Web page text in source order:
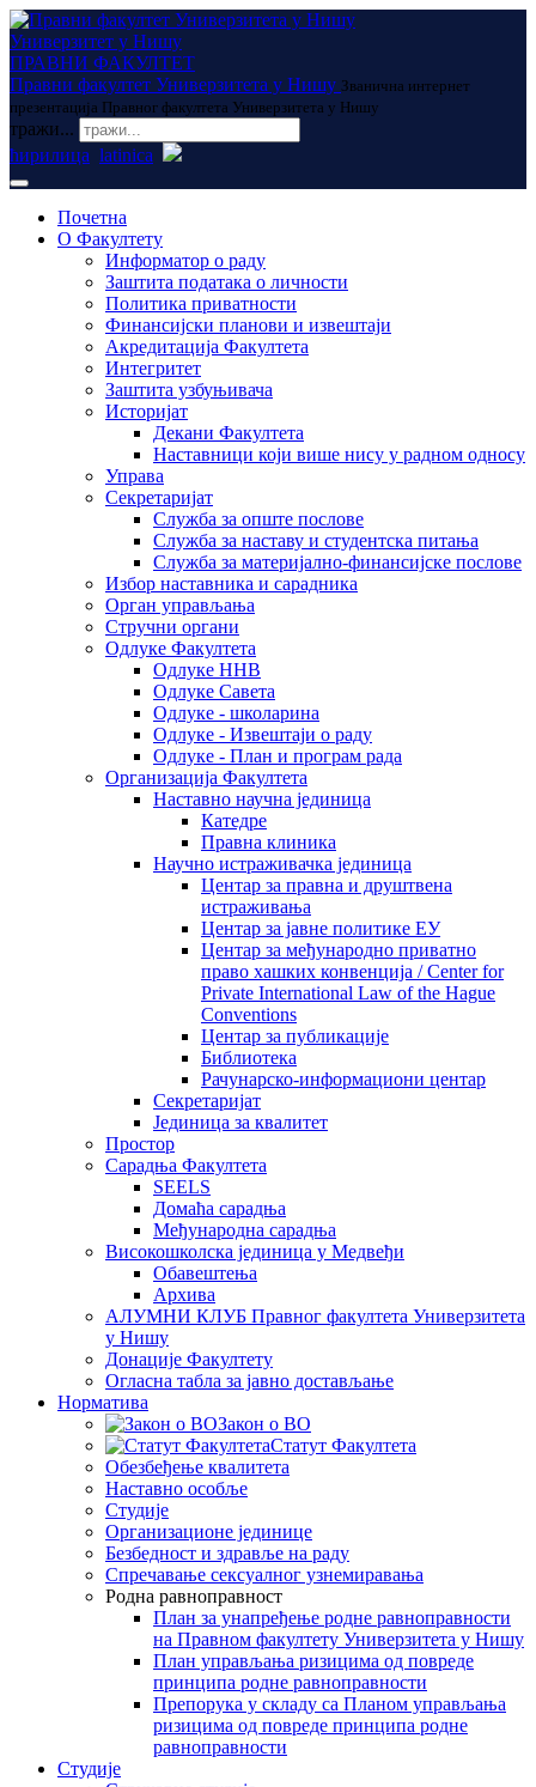
Универзитет у Нишу
ПРАВНИ ФАКУЛТЕТ
Правни факултет Универзитета у Нишу Званична интернет
презентација Правног факултета Универзитета у Нишу
тражи...
ћирилица latinica
Почетна
О Факултету
Информатор о раду
Заштита података о личности
Политика приватности
Финансијски планови и извештаји
Акредитација Факултета
Интегритет
Заштита узбуњивача
Историјат
Декани Факултета
Наставници који више нису у радном односу
Управа
Секретаријат
Служба за опште послове
Служба за наставу и студентска питања
Служба за материјално-финансијске послове
Избор наставника и сарадника
Oрган управљања
Стручни органи
Одлуке Факултета
Одлуке ННВ
Одлуке Савета
Одлуке - школарина
Одлуке - Извештаји о раду
Одлуке - План и програм рада
Организација Факултета
Наставно научна јединица
Катедре
Правна клиника
Научно истраживачка јединица
Центар за правна и друштвена
истраживања
Центар за јавне политике ЕУ
Центар за међународно приватно
право хашких конвенција / Center for
Private International Law of the Hague
Conventions
Центар за публикације
Библиотека
Рачунарско-информациони центар
Секретаријат
Јединица за квалитет
Простор
Сарадња Факултета
SEELS
Домаћа сарадња
Међународна сарадња
Високошколска јединица у Медвеђи
Обавештења
Архива
АЛУМНИ КЛУБ Правног факултета Универзитета
у Нишу
Донације Факултету
Огласна табла за јавно достављање
Норматива
Закон о ВО
Статут Факултета
Обезбеђење квалитета
Наставно особље
Студије
Организационе јединице
Безбедност и здравље на раду
Спречавање сексуалног узнемиравања
Родна равноправност
План за унапређење родне равноправности
на Правном факултету Универзитета у Нишу
План управљања ризицима од повреде
принципа родне равноправности
Препорука у складу са Планом управљања
ризицима од повреде принципа родне
равноправности
Студије